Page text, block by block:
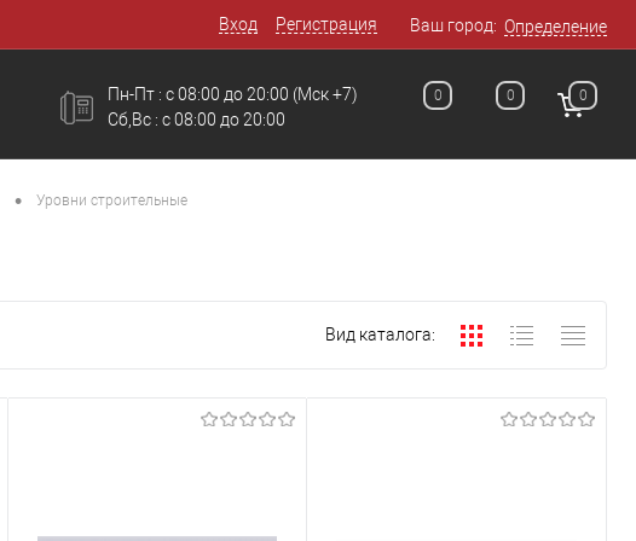
Вход Регистрация Ваш город: Определение
Пн-Пт : с 08:00 до 20:00
Сб,Вс : с 08:00 до 20:00
(Мск +7) 0 0 0
• Уровни строительные
Вид каталога: